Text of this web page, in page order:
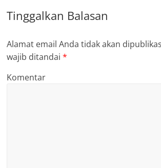
Tinggalkan Balasan
Alamat email Anda tidak akan
wajib ditandai*
Komentar